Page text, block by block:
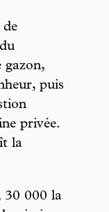
de
gazon,
puis
privée.
la
30 000 la